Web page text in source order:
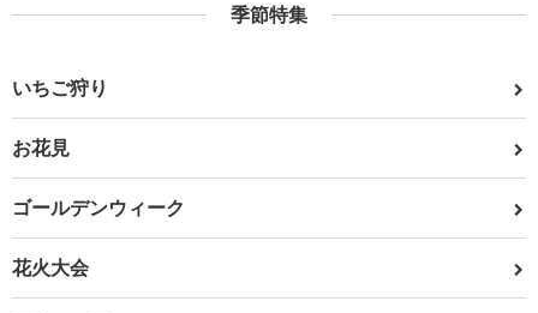
季節特集
いちご狩り
お花見
ゴールデンウィーク
花火大会